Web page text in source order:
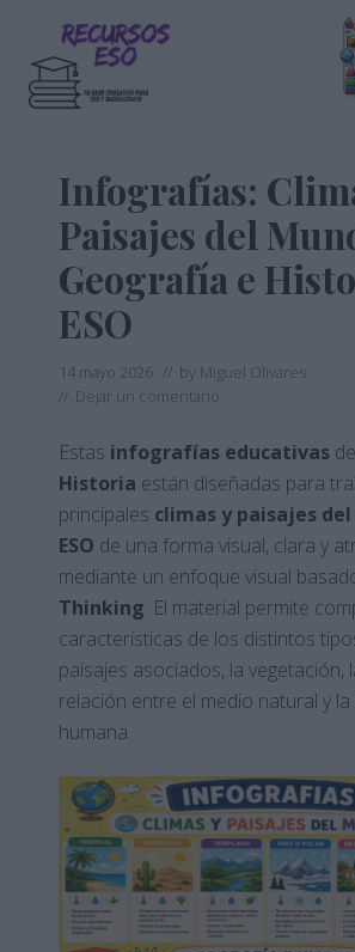
contenido
principal
barra
educación
Infografías:
Paisajes del
Geografía e
ESO
14 mayo 2026 // by Miguel Olivares
// Dejar un comentario
Estas infografías educativas de
Historia están diseñadas para
principales climas y paisajes
ESO de una forma visual, clara y
mediante un enfoque visual
Thinking. El material permite
características de los distintos
paisajes asociados, la vegetación,
relación entre el medio natural y la
humana.